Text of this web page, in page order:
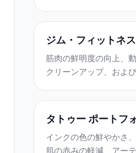
ームの写真。
ジム・フィットネ
筋肉の鮮明度の向上、
クリーンアップ、およ
ムやフィットネスの写
タトゥー ポートフ
インクの色の鮮やかさ
肌の赤みの軽減、アー